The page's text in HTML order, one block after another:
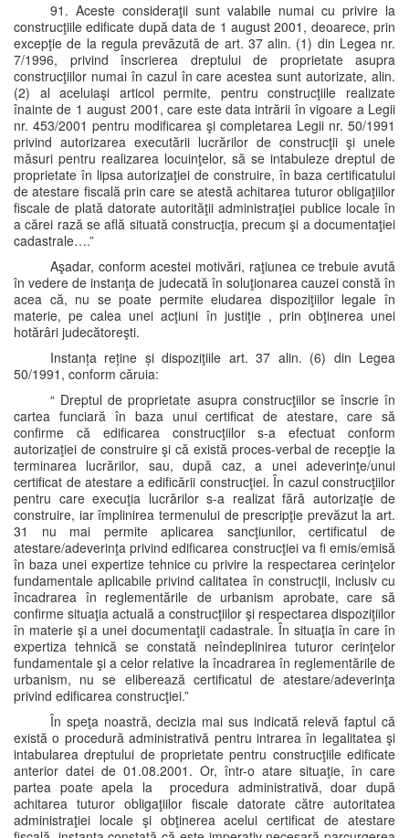
91. Aceste consideraţii sunt valabile numai cu privire la
construcţiile edificate după data de 1 august 2001, deoarece, prin
excepţie de la regula prevăzută de art. 37 alin. (1) din Legea nr.
7/1996, privind înscrierea dreptului de proprietate asupra
construcţiilor numai în cazul în care acestea sunt autorizate, alin.
(2) al aceluiaşi articol permite, pentru construcţiile realizate
înainte de 1 august 2001, care este data intrării în vigoare a Legii
nr. 453/2001 pentru modificarea şi completarea Legii nr. 50/1991
privind autorizarea executării lucrărilor de construcţii şi unele
măsuri pentru realizarea locuinţelor, să se intabuleze dreptul de
proprietate în lipsa autorizaţiei de construire, în baza certificatului
de atestare fiscală prin care se atestă achitarea tuturor obligaţiilor
fiscale de plată datorate autorităţii administraţiei publice locale în
a cărei rază se află situată construcţia, precum şi a documentaţiei
cadastrale….”
Aşadar, conform acestei motivări, raţiunea ce trebuie avută
în vedere de instanţa de judecată în soluţionarea cauzei constă în
acea că, nu se poate permite eludarea dispoziţiilor legale în
materie, pe calea unei acţiuni în justiţie , prin obţinerea unei
hotărâri judecătoreşti.
Instanța reține și dispoziţiile art. 37 alin. (6) din Legea
50/1991, conform căruia:
“ Dreptul de proprietate asupra construcţiilor se înscrie în
cartea funciară în baza unui certificat de atestare, care să
confirme că edificarea construcţiilor s-a efectuat conform
autorizaţiei de construire şi că există proces-verbal de recepţie la
terminarea lucrărilor, sau, după caz, a unei adeverinţe/unui
certificat de atestare a edificării construcţiei. În cazul construcţiilor
pentru care execuţia lucrărilor s-a realizat fără autorizaţie de
construire, iar împlinirea termenului de prescripţie prevăzut la art.
31 nu mai permite aplicarea sancţiunilor, certificatul de
atestare/adeverinţa privind edificarea construcţiei va fi emis/emisă
în baza unei expertize tehnice cu privire la respectarea cerinţelor
fundamentale aplicabile privind calitatea în construcţii, inclusiv cu
încadrarea în reglementările de urbanism aprobate, care să
confirme situaţia actuală a construcţiilor şi respectarea dispoziţiilor
în materie şi a unei documentaţii cadastrale. În situaţia în care în
expertiza tehnică se constată neîndeplinirea tuturor cerinţelor
fundamentale şi a celor relative la încadrarea în reglementările de
urbanism, nu se eliberează certificatul de atestare/adeverinţa
privind edificarea construcţiei.”
În speţa noastră, decizia mai sus indicată relevă faptul că
există o procedură administrativă pentru intrarea în legalitatea şi
intabularea dreptului de proprietate pentru construcţiile edificate
anterior datei de 01.08.2001. Or, într-o atare situaţie, în care
partea poate apela la procedura administrativă, doar după
achitarea tuturor obligaţiilor fiscale datorate către autoritatea
administraţiei locale şi obţinerea acelui certificat de atestare